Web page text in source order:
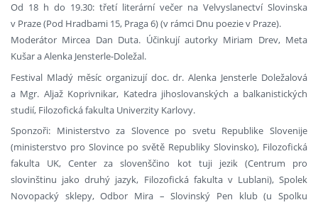
Od 18 h do 19.30: třetí literární večer na Velvyslanectví Slovinska
v Praze (Pod Hradbami 15, Praga 6) (v rámci Dnu poezie v Praze).
Moderátor Mircea Dan Duta. Účinkují autorky Miriam Drev, Meta
Kušar a Alenka Jensterle-Doležal.
Festival Mladý měsíc organizují doc. dr. Alenka Jensterle Doležalová
a Mgr. Aljaž Koprivnikar, Katedra jihoslovanských a balkanistických
studií, Filozofická fakulta Univerzity Karlovy.
Sponzoři: Ministerstvo za Slovence po svetu Republike Slovenije
(ministerstvo pro Slovince po světě Republiky Slovinsko), Filozofická
fakulta UK, Center za slovenščino kot tuji jezik (Centrum pro
slovinštinu jako druhý jazyk, Filozofická fakulta v Lublani), Spolek
Novopacký sklepy, Odbor Mira – Slovinský Pen klub (u Spolku